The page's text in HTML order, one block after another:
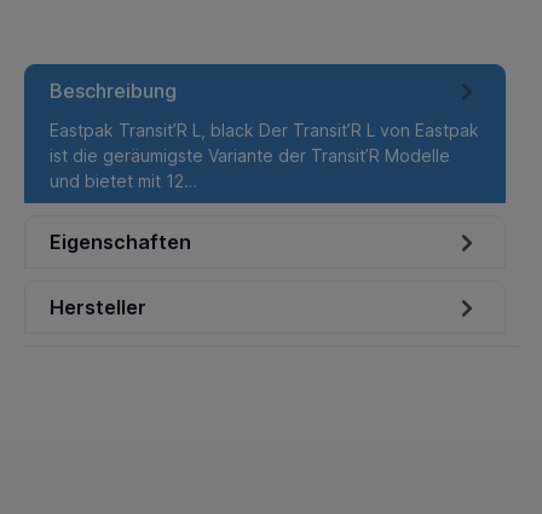
Beschreibung
Eastpak Transit’R L, black Der Transit’R L von Eastpak
ist die geräumigste Variante der Transit’R Modelle
und bietet mit 12…
Eigenschaften
Hersteller